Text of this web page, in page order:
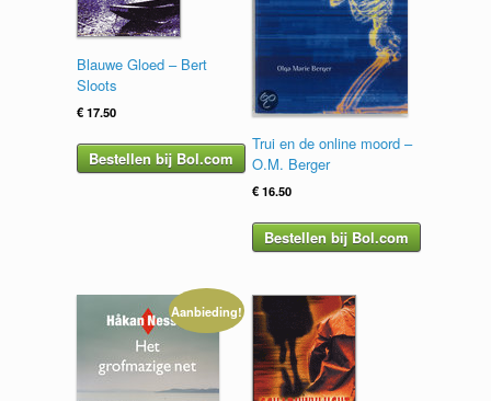
Blauwe Gloed – Bert
Sloots
€17.50
Bestellen bij Bol.com
Trui en de online moord –
O.M. Berger
€16.50
Bestellen bij Bol.com
Aanbieding!